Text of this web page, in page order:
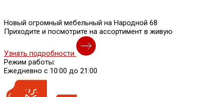
Новый огромный мебельный на Народной 68
Приходите и посмотрите на ассортимент в живую
Узнать подробности
Режим работы:
Ежедневно с 10:00 до 21:00